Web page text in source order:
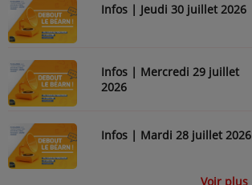
Infos | Jeudi 30 juillet 2026
Infos | Mercredi 29 juillet
2026
Infos | Mardi 28 juillet 2026
Voir plus